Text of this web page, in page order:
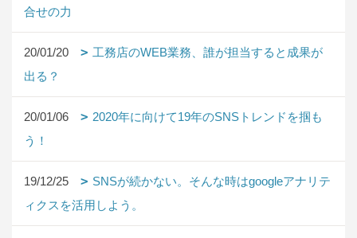
合せの力
20/01/20
工務店のWEB業務、誰が担当すると成果が
出る？
20/01/06
2020年に向けて19年のSNSトレンドを掴も
う！
19/12/25
SNSが続かない。そんな時はgoogleアナリテ
ィクスを活用しよう。